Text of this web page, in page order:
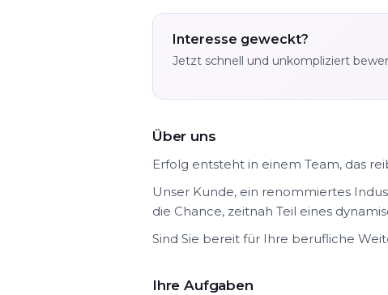
Interesse geweckt?
Jetzt schnell und unkompliziert
Über uns
Erfolg entsteht in einem Team, das
Unser Kunde, ein renommiertes
die Chance, zeitnah Teil eines
Sind Sie bereit für Ihre berufliche
Ihre Aufgaben